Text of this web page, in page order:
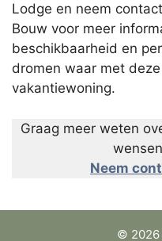
Lodge en neem
Bouw voor meer
beschikbaarheid en
dromen waar met
vakantiewoning.
Graag meer weten
Neem
© 2026